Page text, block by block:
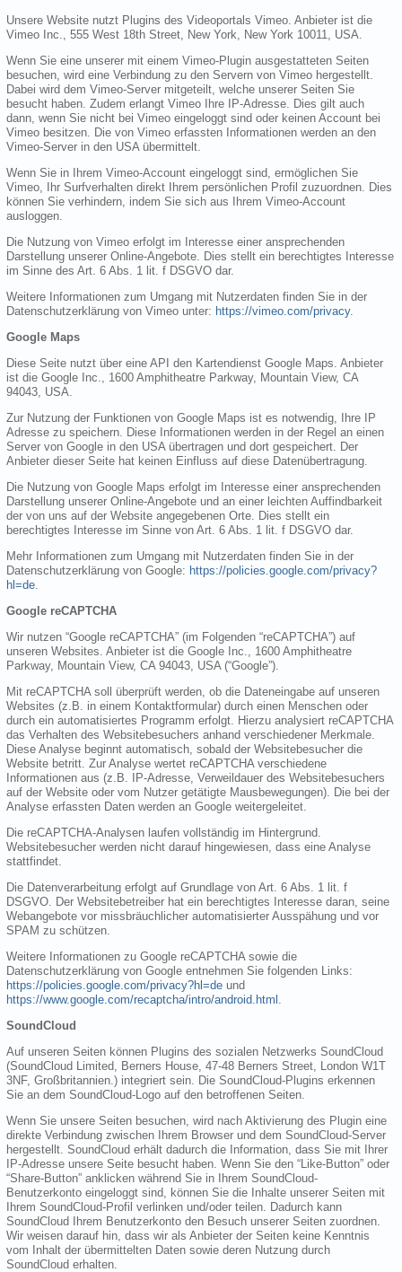
Unsere Website nutzt Plugins des Videoportals Vimeo. Anbieter ist die
Vimeo Inc., 555 West 18th Street, New York, New York 10011, USA.
Wenn Sie eine unserer mit einem Vimeo-Plugin ausgestatteten Seiten
besuchen, wird eine Verbindung zu den Servern von Vimeo hergestellt.
Dabei wird dem Vimeo-Server mitgeteilt, welche unserer Seiten Sie
besucht haben. Zudem erlangt Vimeo Ihre IP-Adresse. Dies gilt auch
dann, wenn Sie nicht bei Vimeo eingeloggt sind oder keinen Account bei
Vimeo besitzen. Die von Vimeo erfassten Informationen werden an den
Vimeo-Server in den USA übermittelt.
Wenn Sie in Ihrem Vimeo-Account eingeloggt sind, ermöglichen Sie
Vimeo, Ihr Surfverhalten direkt Ihrem persönlichen Profil zuzuordnen. Dies
können Sie verhindern, indem Sie sich aus Ihrem Vimeo-Account
ausloggen.
Die Nutzung von Vimeo erfolgt im Interesse einer ansprechenden
Darstellung unserer Online-Angebote. Dies stellt ein berechtigtes Interesse
im Sinne des Art. 6 Abs. 1 lit. f DSGVO dar.
Weitere Informationen zum Umgang mit Nutzerdaten finden Sie in der
Datenschutzerklärung von Vimeo unter: https://vimeo.com/privacy.
Google Maps
Diese Seite nutzt über eine API den Kartendienst Google Maps. Anbieter
ist die Google Inc., 1600 Amphitheatre Parkway, Mountain View, CA
94043, USA.
Zur Nutzung der Funktionen von Google Maps ist es notwendig, Ihre IP
Adresse zu speichern. Diese Informationen werden in der Regel an einen
Server von Google in den USA übertragen und dort gespeichert. Der
Anbieter dieser Seite hat keinen Einfluss auf diese Datenübertragung.
Die Nutzung von Google Maps erfolgt im Interesse einer ansprechenden
Darstellung unserer Online-Angebote und an einer leichten Auffindbarkeit
der von uns auf der Website angegebenen Orte. Dies stellt ein
berechtigtes Interesse im Sinne von Art. 6 Abs. 1 lit. f DSGVO dar.
Mehr Informationen zum Umgang mit Nutzerdaten finden Sie in der
Datenschutzerklärung von Google: https://policies.google.com/privacy?
hl=de
Google reCAPTCHA
Wir nutzen “Google reCAPTCHA” (im Folgenden “reCAPTCHA”) auf
unseren Websites. Anbieter ist die Google Inc., 1600 Amphitheatre
Parkway, Mountain View, CA 94043, USA (“Google”).
Mit reCAPTCHA soll überprüft werden, ob die Dateneingabe auf unseren
Websites (z.B. in einem Kontaktformular) durch einen Menschen oder
durch ein automatisiertes Programm erfolgt. Hierzu analysiert reCAPTCHA
das Verhalten des Websitebesuchers anhand verschiedener Merkmale.
Diese Analyse beginnt automatisch, sobald der Websitebesucher die
Website betritt. Zur Analyse wertet reCAPTCHA verschiedene
Informationen aus (z.B. IP-Adresse, Verweildauer des Websitebesuchers
auf der Website oder vom Nutzer getätigte Mausbewegungen). Die bei der
Analyse erfassten Daten werden an Google weitergeleitet.
Die reCAPTCHA-Analysen laufen vollständig im Hintergrund.
Websitebesucher werden nicht darauf hingewiesen, dass eine Analyse
stattfindet.
Die Datenverarbeitung erfolgt auf Grundlage von Art. 6 Abs. 1 lit. f
DSGVO. Der Websitebetreiber hat ein berechtigtes Interesse daran, seine
Webangebote vor missbräuchlicher automatisierter Ausspähung und vor
SPAM zu schützen.
Weitere Informationen zu Google reCAPTCHA sowie die
Datenschutzerklärung von Google entnehmen Sie folgenden Links:
https://policies.google.com/privacy?hl=de und
https://www.google.com/recaptcha/intro/android.html
SoundCloud
Auf unseren Seiten können Plugins des sozialen Netzwerks SoundCloud
(SoundCloud Limited, Berners House, 47-48 Berners Street, London W1T
3NF, Großbritannien.) integriert sein. Die SoundCloud-Plugins erkennen
Sie an dem SoundCloud-Logo auf den betroffenen Seiten.
Wenn Sie unsere Seiten besuchen, wird nach Aktivierung des Plugin eine
direkte Verbindung zwischen Ihrem Browser und dem SoundCloud-Server
hergestellt. SoundCloud erhält dadurch die Information, dass Sie mit Ihrer
IP-Adresse unsere Seite besucht haben. Wenn Sie den “Like-Button” oder
“Share-Button” anklicken während Sie in Ihrem SoundCloud-
Benutzerkonto eingeloggt sind, können Sie die Inhalte unserer Seiten mit
Ihrem SoundCloud-Profil verlinken und/oder teilen. Dadurch kann
SoundCloud Ihrem Benutzerkonto den Besuch unserer Seiten zuordnen.
Wir weisen darauf hin, dass wir als Anbieter der Seiten keine Kenntnis
vom Inhalt der übermittelten Daten sowie deren Nutzung durch
SoundCloud erhalten.